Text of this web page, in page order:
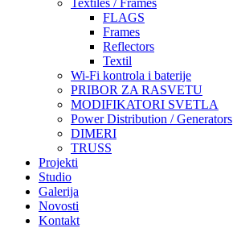
Textiles / Frames
FLAGS
Frames
Reflectors
Textil
Wi-Fi kontrola i baterije
PRIBOR ZA RASVETU
MODIFIKATORI SVETLA
Power Distribution / Generators
DIMERI
TRUSS
Projekti
Studio
Galerija
Novosti
Kontakt